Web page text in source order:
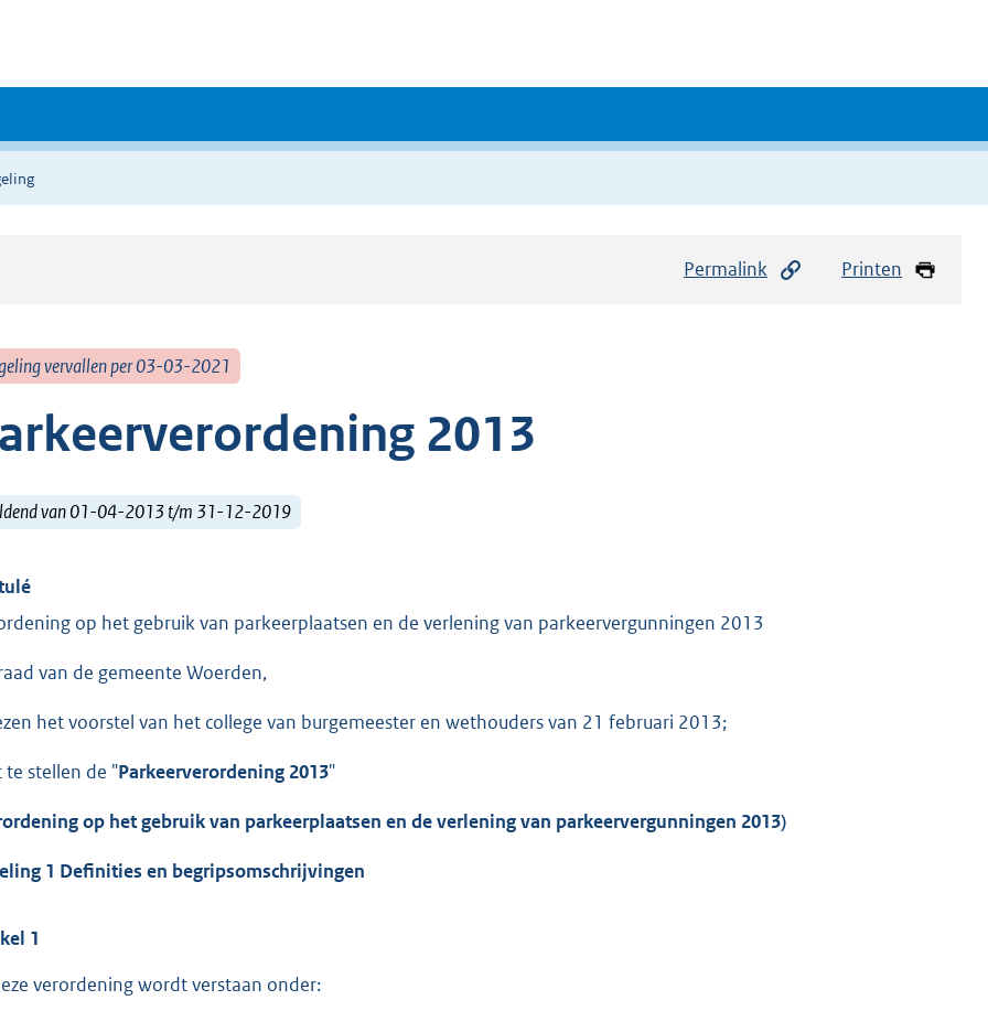
Permalink Printen
vervallen per 03-03-2021
2013
van 01-04-2013 t/m 31-12-2019
op het gebruik van parkeerplaatsen en de verlening van parkeervergunningen 2013
van de gemeente Woerden,
het voorstel van het college van burgemeester en wethouders van 21 februari 2013;
te stellen de "Parkeerverordening 2013"
op het gebruik van parkeerplaatsen en de verlening van parkeervergunningen 2013)
1 Definities en begripsomschrijvingen
1
verordening wordt verstaan onder: